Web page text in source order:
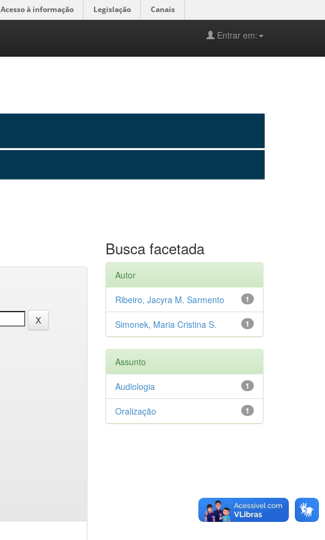
Acesso à informação Legislação Canais
Entrar em:
Busca facetada
Autor
1
Ribeiro, Jacyra M. Sarmento
1
Simonek, Maria Cristina S.
Assunto
1
Audiologia
1
Oralização